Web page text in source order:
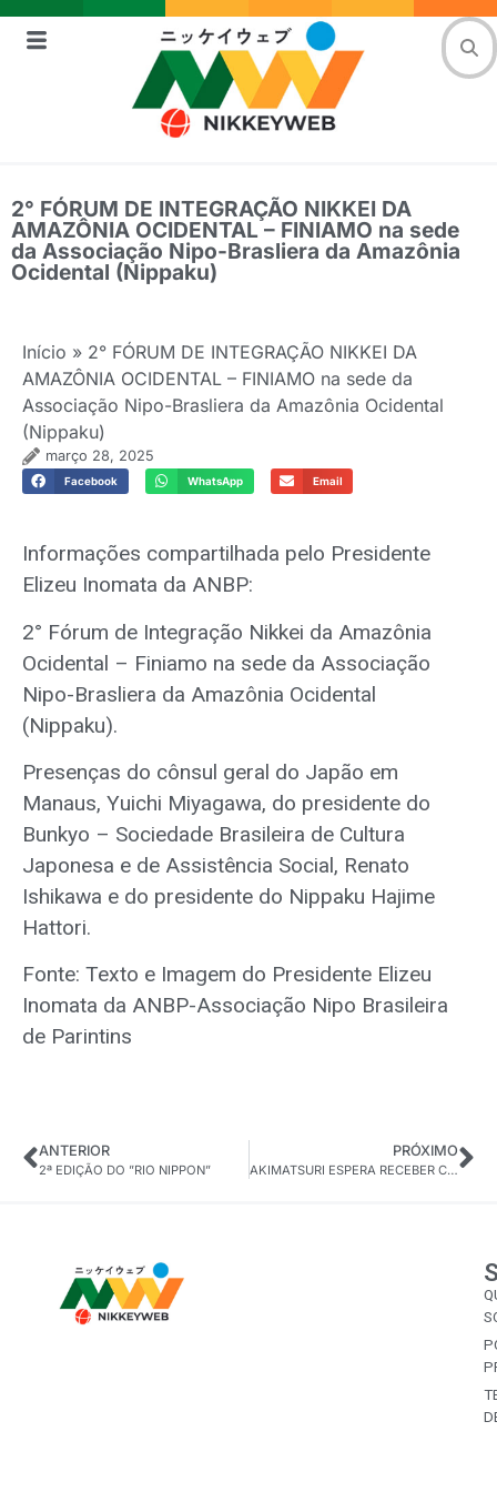
2° FÓRUM DE INTEGRAÇÃO NIKKEI DA
AMAZÔNIA OCIDENTAL – FINIAMO na sede
da Associação Nipo-Brasliera da Amazônia
Ocidental (Nippaku)
Início » 2° FÓRUM DE INTEGRAÇÃO NIKKEI DA
AMAZÔNIA OCIDENTAL – FINIAMO na sede da
Associação Nipo-Brasliera da Amazônia Ocidental
(Nippaku)
março 28, 2025
Facebook WhatsApp Email
Informações compartilhada pelo Presidente
Elizeu Inomata da ANBP:
2° Fórum de Integração Nikkei da Amazônia
Ocidental – Finiamo na sede da Associação
Nipo-Brasliera da Amazônia Ocidental
(Nippaku).
Presenças do cônsul geral do Japão em
Manaus, Yuichi Miyagawa, do presidente do
Bunkyo – Sociedade Brasileira de Cultura
Japonesa e de Assistência Social, Renato
Ishikawa e do presidente do Nippaku Hajime
Hattori.
Fonte: Texto e Imagem do Presidente Elizeu
Inomata da ANBP-Associação Nipo Brasileira
de Parintins
ANTERIOR
2ª EDIÇÃO DO ”RIO NIPPON”
PRÓXIMO
AKIMATSURI ESPERA RECEBER CERCA DE 135 MIL PESSOAS EM DOIS FINAIS DE SEMANA